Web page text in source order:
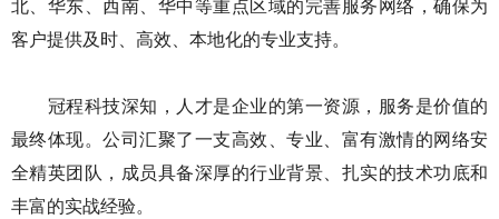
北、华东、西南、华中等重点区域的完善服务网络，确保为
客户提供及时、高效、本地化的专业支持。
冠程科技深知，人才是企业的第一资源，服务是价值的
最终体现。公司汇聚了一支高效、专业、富有激情的网络安
全精英团队，成员具备深厚的行业背景、扎实的技术功底和
丰富的实战经验。